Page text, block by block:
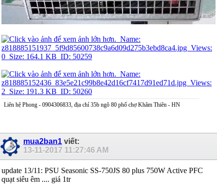
Liên hệ Phong - 0904306833, địa chỉ 35b ngõ 80 phố chợ Khâm Thiên - HN
mua2ban1 viết:
13-11-2017 11:27:46 AM
update 13/11: PSU Seasonic SS-750JS 80 plus 750W Active PFC
quạt siêu êm .... giá 1tr